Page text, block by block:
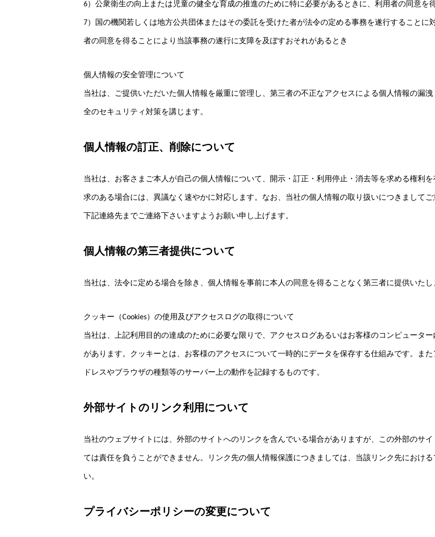
6）公衆衛生の向上または児童の健全な育成の推進のために特に必要があるときに、利用者の同意を
7）国の機関若しくは地方公共団体またはその委託を受けた者が法令の定める事務を遂行することに
者の同意を得ることにより当該事務の遂行に支障を及ぼすおそれがあるとき
個人情報の安全管理について
当社は、ご提供いただいた個人情報を厳重に管理し、第三者の不正なアクセスによる個人情報の漏
全のセキュリティ対策を講じます。
個人情報の訂正、削除について
当社は、お客さまご本人が自己の個人情報について、開示・訂正・利用停止・消去等を求める権利
求のある場合には、異議なく速やかに対応します。なお、当社の個人情報の取り扱いにつきまして
下記連絡先までご連絡下さいますようお願い申し上げます。
個人情報の第三者提供について
当社は、法令に定める場合を除き、個人情報を事前に本人の同意を得ることなく第三者に提供いたし
クッキー（Cookies）の使用及びアクセスログの取得について
当社は、上記利用目的の達成のために必要な限りで、アクセスログあるいはお客様のコンピュータ
があります。クッキーとは、お客様のアクセスについて一時的にデータを保存する仕組みです。ま
ドレスやブラウザの種類等のサーバー上の動作を記録するものです。
外部サイトのリンク利用について
当社のウェブサイトには、外部のサイトへのリンクを含んでいる場合がありますが、この外部のサ
ては責任を負うことができません。リンク先の個人情報保護につきましては、当該リンク先におけ
い。
プライバシーポリシーの変更について